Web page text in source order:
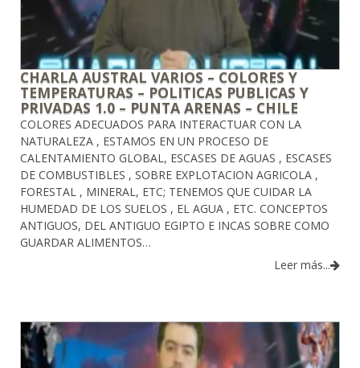
CHARLA AUSTRAL VARIOS – COLORES Y
TEMPERATURAS – POLITICAS PUBLICAS Y
PRIVADAS 1.0 – PUNTA ARENAS – CHILE
COLORES ADECUADOS PARA INTERACTUAR CON LA
NATURALEZA , ESTAMOS EN UN PROCESO DE
CALENTAMIENTO GLOBAL, ESCASES DE AGUAS , ESCASES
DE COMBUSTIBLES , SOBRE EXPLOTACION AGRICOLA ,
FORESTAL , MINERAL, ETC; TENEMOS QUE CUIDAR LA
HUMEDAD DE LOS SUELOS , EL AGUA , ETC. CONCEPTOS
ANTIGUOS, DEL ANTIGUO EGIPTO E INCAS SOBRE COMO
GUARDAR ALIMENTOS…
Leer más...